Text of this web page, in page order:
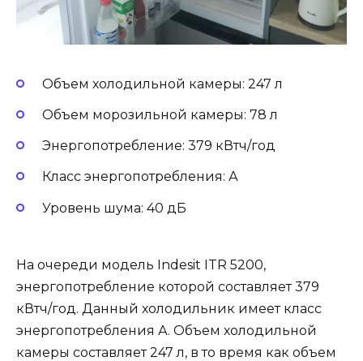
Объем холодильной камеры: 247 л
Объем морозильной камеры: 78 л
Энергопотребление: 379 кВтч/год
Класс энергопотребления: А
Уровень шума: 40 дБ
На очереди модель Indesit ITR 5200,
энергопотребление которой составляет 379
кВтч/год. Данный холодильник имеет класс
энергопотребления А. Объем холодильной
камеры составляет 247 л, в то время как объем